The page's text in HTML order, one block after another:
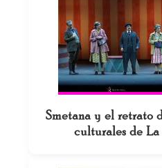
Smetana y el retrato
culturales de